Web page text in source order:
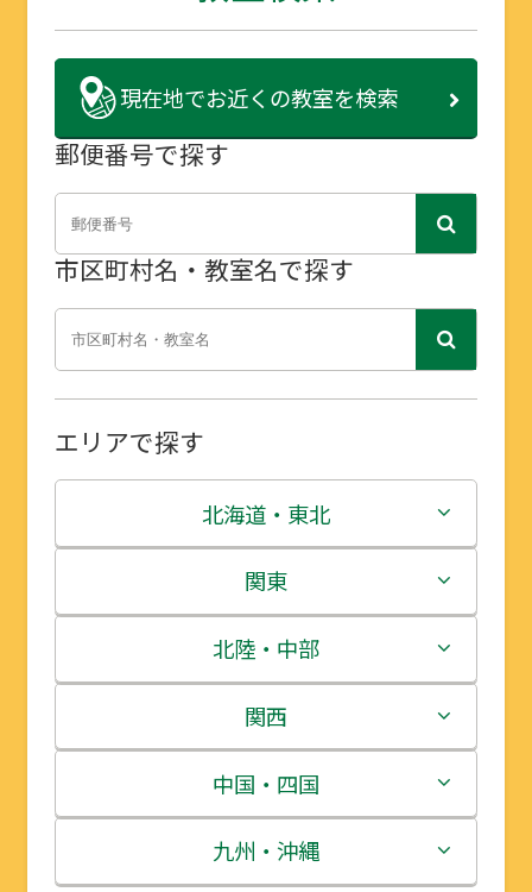
現在地でお近くの教室を検索
郵便番号で探す
市区町村名・教室名で探す
エリアで探す
北海道・東北
北海道
青森県
岩手県
宮城県
秋田県
関東
茨城県
栃木県
群馬県
埼玉県
北陸・中部
新潟県
富山県
石川県
関西
三重県
滋賀県
中国・四国
鳥取県
九州・沖縄